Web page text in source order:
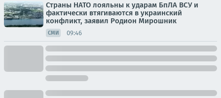
Страны НАТО лояльны к ударам БпЛА ВСУ и
фактически втягиваются в украинский
конфликт, заявил Родион Мирошник
СМИ 09:46